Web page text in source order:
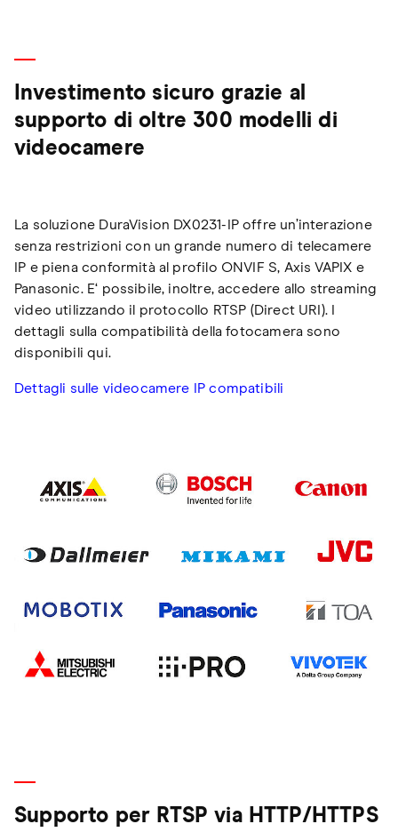
Investimento sicuro grazie al
supporto di oltre 300 modelli di
videocamere
La soluzione DuraVision DX0231-IP offre un’interazione
senza restrizioni con un grande numero di telecamere
IP e piena conformità al profilo ONVIF S, Axis VAPIX e
Panasonic. E‘ possibile, inoltre, accedere allo streaming
video utilizzando il protocollo RTSP (Direct URI). I
dettagli sulla compatibilità della fotocamera sono
disponibili qui.
Dettagli sulle videocamere IP compatibili
Supporto per RTSP via HTTP/HTTPS